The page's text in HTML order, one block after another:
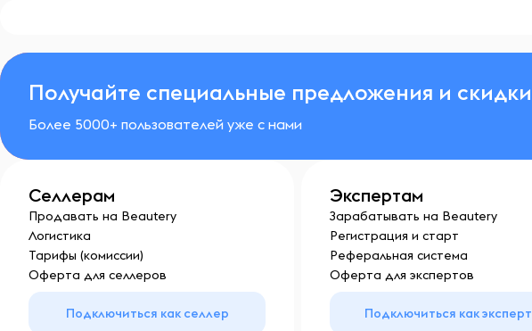
Получайте специальные предложения и скидки
Более 5000+ пользователей уже с нами
Селлерам
Продавать на Beautery
Логистика
Тарифы (комиссии)
Оферта для селлеров
Подключиться как селлер
Экспертам
Зарабатывать на Beautery
Регистрация и старт
Реферальная система
Оферта для экспертов
Подключиться как эксперт